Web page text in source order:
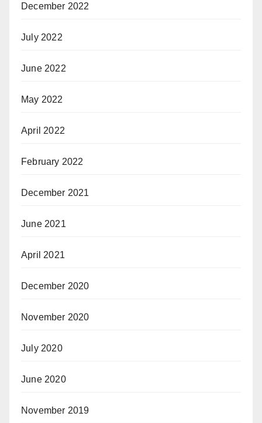
December 2022
July 2022
June 2022
May 2022
April 2022
February 2022
December 2021
June 2021
April 2021
December 2020
November 2020
July 2020
June 2020
November 2019